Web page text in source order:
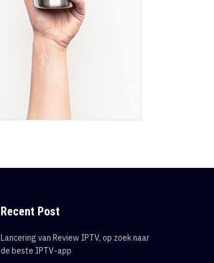
Recent Post
Lancering van Review IPTV, op zoek naar
de beste IPTV-app